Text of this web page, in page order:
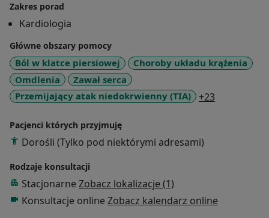
Obecnie pracuje w Oddziale Kardiologii
Samodzielnego Publicznego Wojewódzkiego Szpitala
Zespolonego przy ulicy Arkońskiej, a w przeszłości był
lekarzem w Klinice Kardiologii z Intensywnym
Nadzorem Kardiologicznym Pomorskiego
Uniwersytetu w Szczecinie. W latach 2020-2022
współprowadził Szpital Tymczasowy w Szczecinie.
Członek Polskiego Towarzystwa Kardiologicznego,
Rzecznik Praw Lekarza, Członek Prezydium Okręgowej
Podyplomowego ORL w Szczecinie. Autor publikacji
naukowych, organizator konferencji, kursów i
warsztatów z zakresu kardiologii i nie tylko.
Zakres porad
Kardiologia
Główne obszary pomocy
Ból w klatce piersiowej
Choroby układu krążenia
Omdlenia
Zawał serca
Przemijający atak niedokrwienny (TIA)
+23
Pacjenci których przyjmuję
Dorośli (Tylko pod niektórymi adresami)
Rodzaje konsultacji
Stacjonarne Zobacz lokalizacje (1)
Konsultacje online Zobacz kalendarz online